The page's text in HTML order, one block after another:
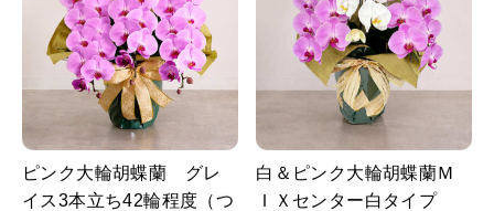
ピンク大輪胡蝶蘭 グレ
イス3本立ち42輪程度（つ
白＆ピンク大輪胡蝶蘭Ｍ
ＩＸセンター白タイプ